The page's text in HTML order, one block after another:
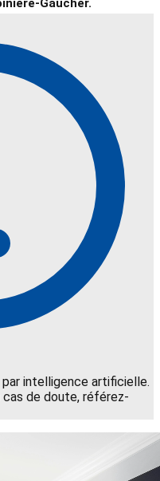
Gaucher.
intelligence artificielle.
cas de doute, référez-